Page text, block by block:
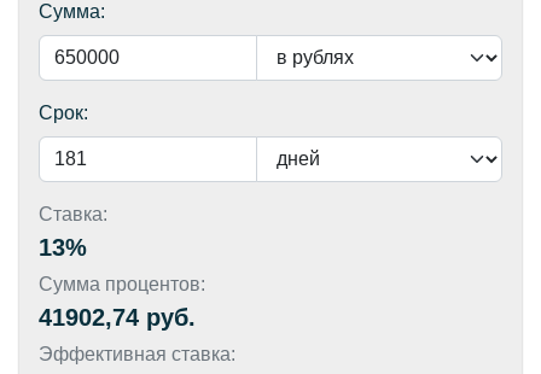
Сумма:
Срок:
Ставка:
13%
Сумма процентов:
41902,74 руб.
Эффективная ставка: